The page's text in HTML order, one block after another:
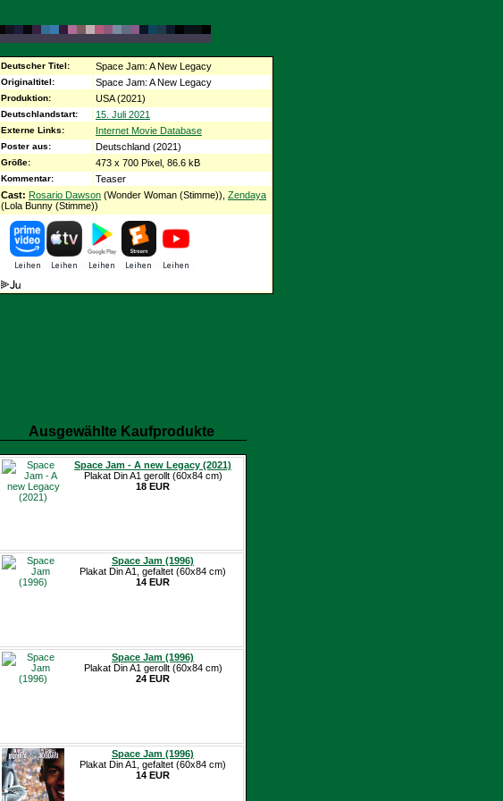
Deutscher Titel: Space Jam: A New Legacy
Originaltitel: Space Jam: A New Legacy
Produktion: USA (2021)
Deutschlandstart: 15. Juli 2021
Externe Links: Internet Movie Database
Poster aus: Deutschland (2021)
Größe: 473 x 700 Pixel, 86.6 kB
Kommentar:
Teaser
Cast: Rosario Dawson (Wonder Woman (Stimme)), Zendaya
(Lola Bunny (Stimme))
Ausgewählte Kaufprodukte
Space Jam - A new Legacy (2021)
Plakat Din A1 gerollt (60x84 cm)
18 EUR
Space Jam (1996)
Plakat Din A1, gefaltet (60x84 cm)
14 EUR
Space Jam (1996)
Plakat Din A1 gerollt (60x84 cm)
24 EUR
Space Jam (1996)
Plakat Din A1, gefaltet (60x84 cm)
14 EUR